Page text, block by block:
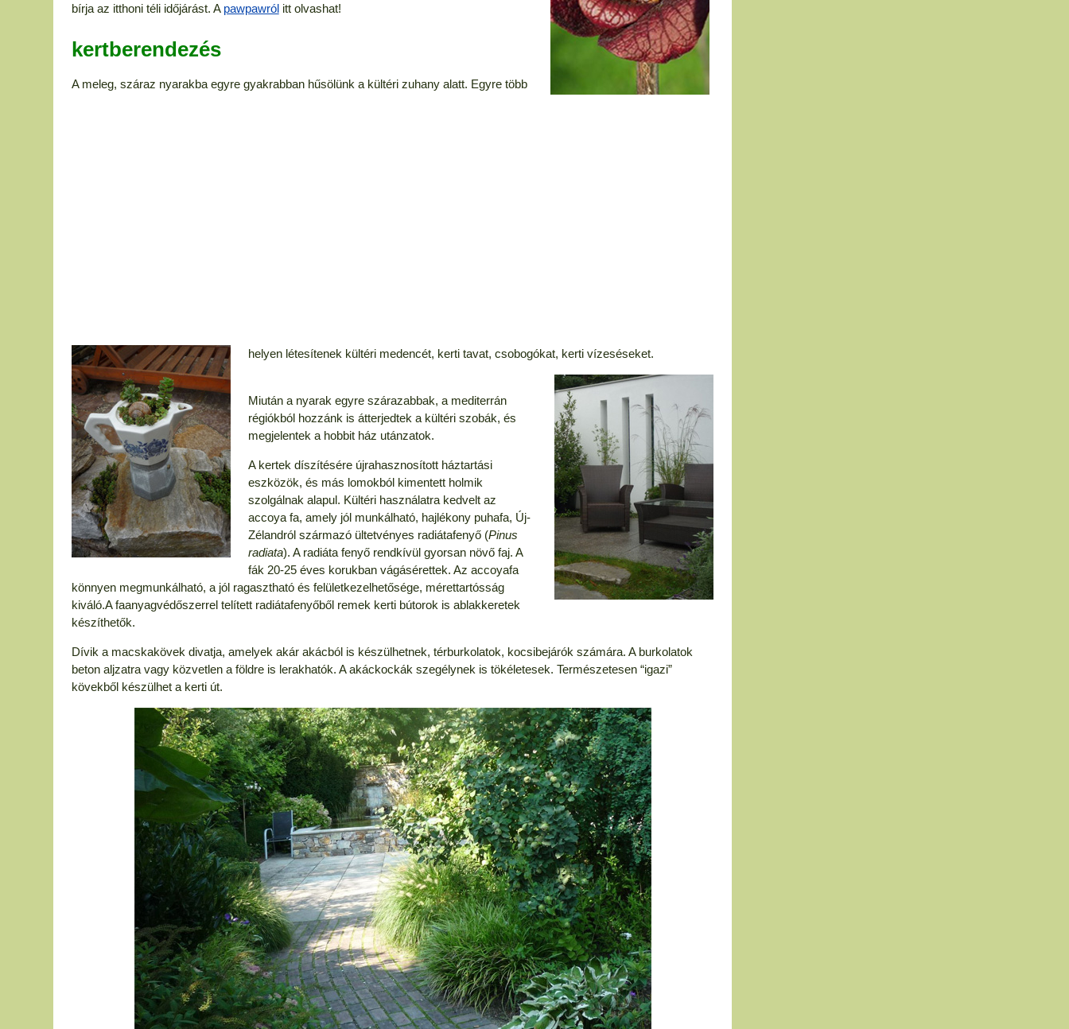
bírja az itthoni téli időjárást. A pawpawrólitt olvashat!
kertberendezés
A meleg, száraz nyarakba egyre gyakrabban hűsölünk a kültéri zuhany alatt. Egyre több
helyen létesítenek kültéri medencét, kerti tavat, csobogókat, kerti vízeséseket.
Miután a nyarak egyre szárazabbak, a mediterrán
régiókból hozzánk is átterjedtek a kültéri szobák, és
megjelentek a hobbit ház utánzatok.
A kertek díszítésére újrahasznosított háztartási
eszközök, és más lomokból kimentett holmik
szolgálnak alapul. Kültéri használatra kedvelt az
accoya fa, amely jól munkálható, hajlékony puhafa, Új-
Zélandról származó ültetvényes radiátafenyő (Pinus
radiata). A radiáta fenyő rendkívül gyorsan növő faj. A
fák 20-25 éves korukban vágásérettek. Az accoyafa
könnyen megmunkálható, a jól ragasztható és felületkezelhetősége, mérettartósság
kiváló.A faanyagvédőszerrel telített radiátafenyőből remek kerti bútorok is ablakkeretek
készíthetők.
Dívik a macskakövek divatja, amelyek akár akácból is készülhetnek, térburkolatok, kocsibejárók számára. A burkolatok
beton aljzatra vagy közvetlen a földre is lerakhatók. A akáckockák szegélynek is tökéletesek. Természetesen “igazi”
kövekből készülhet a kerti út.